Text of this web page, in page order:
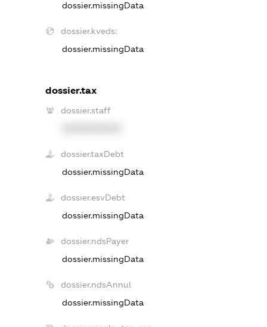
dossier.missingData
dossier.kveds:
dossier.missingData
dossier.tax
dossier.staff
dossier.taxDebt
dossier.missingData
dossier.esvDebt
dossier.missingData
dossier.ndsPayer
dossier.missingData
dossier.ndsAnnul
dossier.missingData